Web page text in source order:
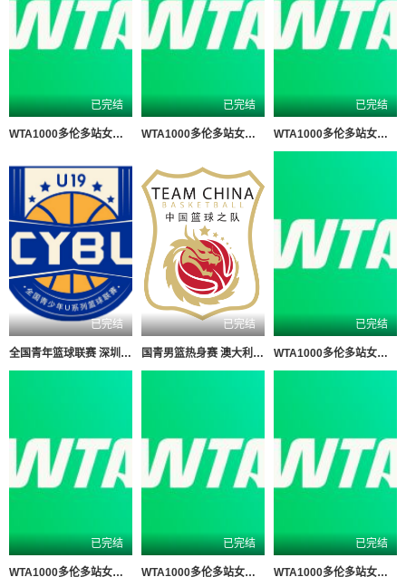
已完结
WTA1000多伦多站女单第二轮 贝莱克0-2斯瓦泰克20260805
已完结
WTA1000多伦多站女单第二轮 戴伊0-2高芙20260806
已完结
WTA1000多伦多站女单第二轮 帕克斯1-2伊埃拉20260806
已完结
全国青年篮球联赛 深圳新世纪vs山西汾酒20260806
已完结
国青男篮热身赛 澳大利亚纽纳华丁闪电队VS韩国东国大学20260804
已完结
WTA1000多伦多站女单第一轮 博尔特0-2克罗斯20260804
已完结
WTA1000多伦多站女单第二轮 科斯秋克2-0谢博芙20260805
已完结
WTA1000多伦多站女单第一轮 马里诺0-2森梅兹20260804
已完结
WTA1000多伦多站女单第二轮 卡萨金娜1-2莱巴金娜20260806